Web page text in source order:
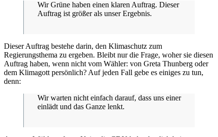
Wir Grüne haben einen klaren Auftrag. Dieser
Auftrag ist größer als unser Ergebnis.
Dieser Auftrag bestehe darin, den Klimaschutz zum
Regierungsthema zu ergeben. Bleibt nur die Frage, woher sie diesen
Auftrag haben, wenn nicht vom Wähler: von Greta Thunberg oder
dem Klimagott persönlich? Auf jeden Fall gebe es einiges zu tun,
denn:
Wir warten nicht einfach darauf, dass uns einer
einlädt und das Ganze lenkt.